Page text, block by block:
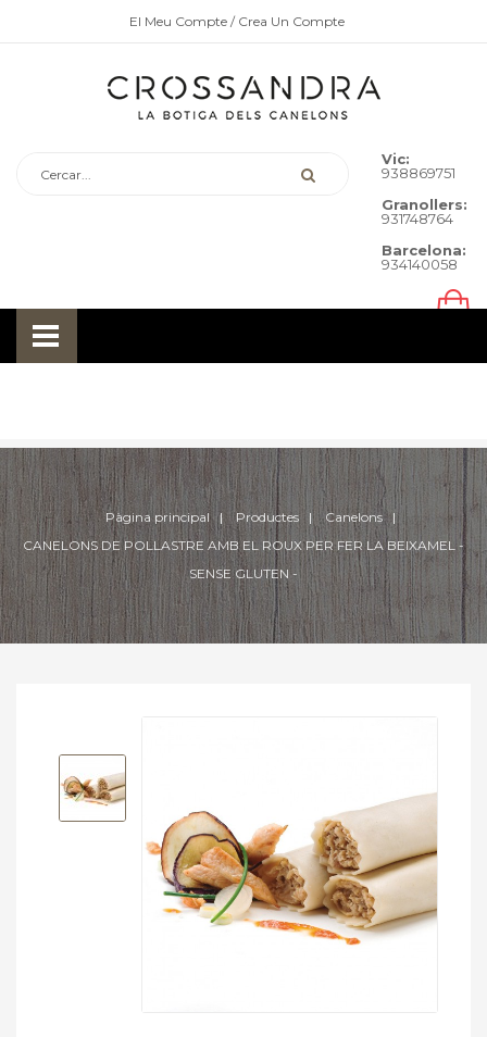
El Meu Compte / Crea Un Compte
Vic:
938869751
Granollers:
931748764
Barcelona:
934140058
Pàgina principal Productes
Canelons
CANELONS DE POLLASTRE AMB EL ROUX PER FER LA BEIXAMEL -
SENSE GLUTEN -